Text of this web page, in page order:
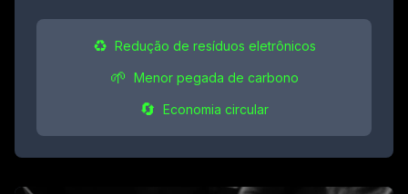
♻️ Redução de resíduos eletrônicos
🌱 Menor pegada de carbono
🔄 Economia circular